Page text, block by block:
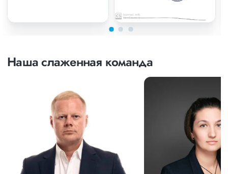
Наша слаженная команда